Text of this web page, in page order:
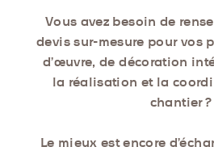
Vous avez besoin de
devis sur-mesure pour vos
d’œuvre, de décoration
la réalisation et la
chantier ?
Le mieux est encore